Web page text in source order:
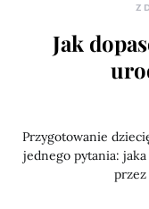
Jak
Przygotowanie
jednego pytania: